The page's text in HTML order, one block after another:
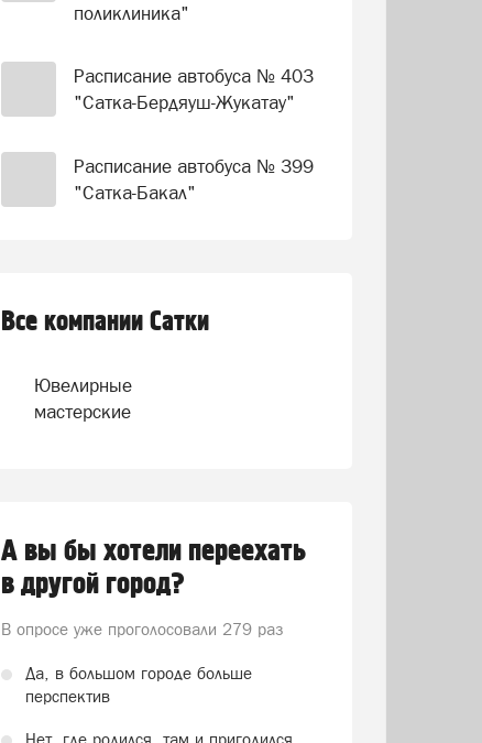
поликлиника"
Расписание автобуса № 403
"Сатка-Бердяуш-Жукатау"
Расписание автобуса № 399
"Сатка-Бакал"
Все компании Сатки
Ювелирные
мастерские
А вы бы хотели переехать
в другой город?
В опросе уже проголосовали 279 раз
Да, в большом городе больше
перспектив
Нет, где родился, там и пригодился